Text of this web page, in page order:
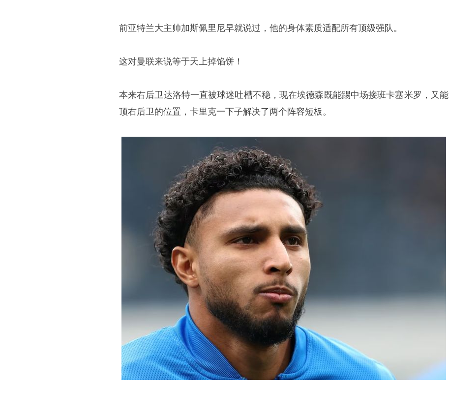
前亚特兰大主帅加斯佩里尼早就说过，他的身体素质适配所有顶级强队。
这对曼联来说等于天上掉馅饼！
本来右后卫达洛特一直被球迷吐槽不稳，现在埃德森既能踢中场接班卡塞米罗，又能
顶右后卫的位置，卡里克一下子解决了两个阵容短板。